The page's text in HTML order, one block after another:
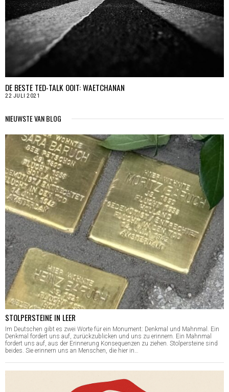
DE BESTE TED-TALK OOIT: WAETCHANAN
22 JULI 2021
NIEUWSTE VAN BLOG
STOLPERSTEINE IN LEER
Im Deutschen gibt es zwei Worte für ein Monument: Denkmal und Mahnmal. Ein
Denkmal fordert uns auf, zurückzublicken und uns zu erinnern. Ein Mahnmal
fordert uns auf, aus der Erinnerung Konsequenzen zu ziehen. Stolpersteine sind
beides. Sie erinnern uns an Menschen, die hier in…